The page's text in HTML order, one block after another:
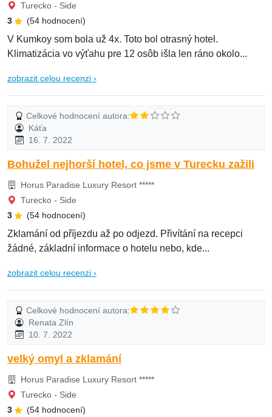
Turecko - Side
3
(54 hodnocení)
V Kumkoy som bola už 4x. Toto bol otrasný hotel.
Klimatizácia vo výťahu pre 12 osôb išla len ráno okolo...
zobrazit celou recenzi ›
Celkové hodnocení autora:
Káťa
16. 7. 2022
Bohužel nejhorší hotel, co jsme v Turecku zažili
Horus Paradise Luxury Resort *****
Turecko - Side
3
(54 hodnocení)
Zklamání od příjezdu až po odjezd. Přivítání na recepci
žádné, základní informace o hotelu nebo, kde...
zobrazit celou recenzi ›
Celkové hodnocení autora:
Renata Zlín
10. 7. 2022
velký omyl a zklamání
Horus Paradise Luxury Resort *****
Turecko - Side
3
(54 hodnocení)